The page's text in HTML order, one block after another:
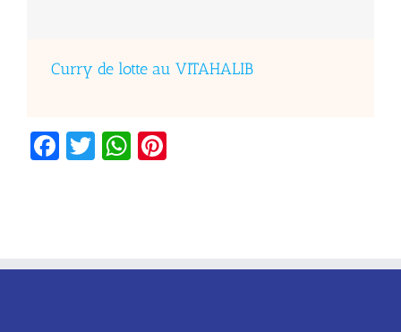
Curry de lotte au VITAHALIB
Facebook
TwitterWhatsApp